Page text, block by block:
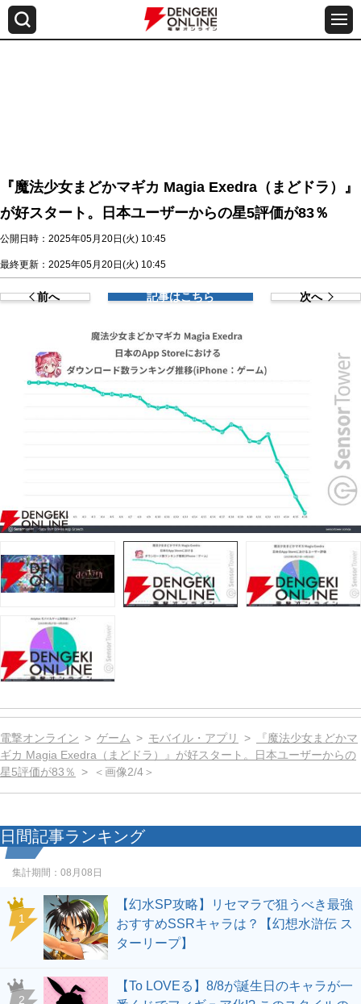
『魔法少女まどかマギカ Magia Exedra（まどドラ）』
が好スタート。日本ユーザーからの星5評価が83％
公開日時：2025年05月20日(火) 10:45
最終更新：2025年05月20日(火) 10:45
前へ 記事はこちら 次へ
電撃オンライン ゲーム モバイル・アプリ
『魔法少女まどかマ
ギカ Magia Exedra（まどドラ）』が好スタート。日本ユーザーからの
星5評価が83％
＜画像2/4＞
日間記事ランキング
集計期間： 08月08日
1
【幻水SP攻略】リセマラで狙うべき最強
おすすめSSRキャラは？【幻想水滸伝 ス
ターリープ】
2
【To LOVEる】8/8が誕生日のキャラが一